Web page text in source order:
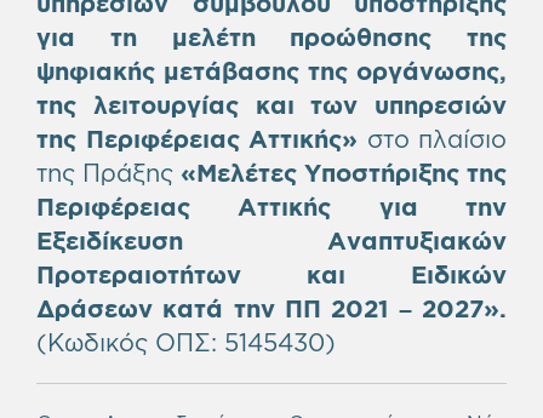
για τη μελέτη προώθησης της
ψηφιακής μετάβασης της οργάνωσης,
της λειτουργίας και των υπηρεσιών
της Περιφέρειας Αττικής» στο πλαίσιο
της Πράξης «Μελέτες Υποστήριξης της
Περιφέρειας Αττικής για την
Εξειδίκευση Αναπτυξιακών
Προτεραιοτήτων και Ειδικών
Δράσεων κατά την ΠΠ 2021 – 2027».
(Κωδικός ΟΠΣ: 5145430)